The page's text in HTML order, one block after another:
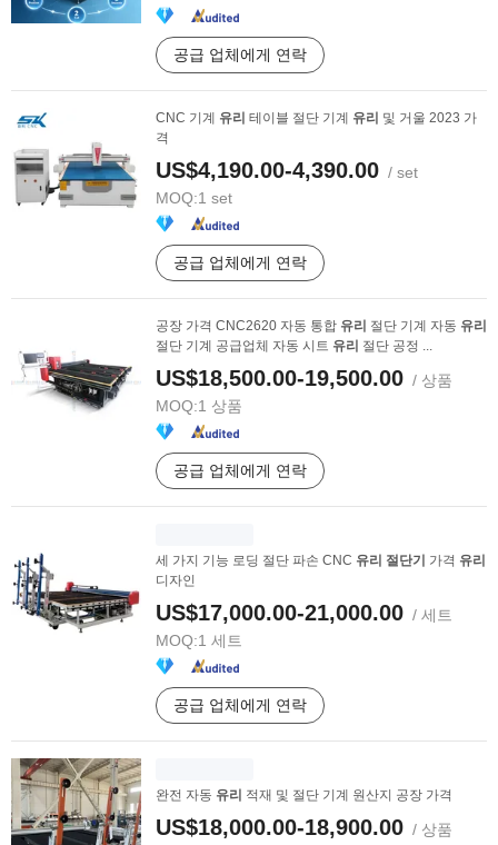
공급 업체에게 연락
CNC 기계 유리 테이블 절단 기계 유리 및 거울 2023 가
격
US$4,190.00-4,390.00 / set
MOQ:1 set
공급 업체에게 연락
공장 가격 CNC2620 자동 통합 유리 절단 기계 자동 유리
절단 기계 공급업체 자동 시트 유리 절단 공정 ...
US$18,500.00-19,500.00 / 상품
MOQ:1 상품
공급 업체에게 연락
세 가지 기능 로딩 절단 파손 CNC 유리 절단기 가격 유리
디자인
US$17,000.00-21,000.00 / 세트
MOQ:1 세트
공급 업체에게 연락
완전 자동 유리 적재 및 절단 기계 원산지 공장 가격
US$18,000.00-18,900.00 / 상품